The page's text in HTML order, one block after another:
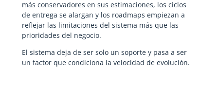
más conservadores en sus estimaciones, los ciclos
de entrega se alargan y los roadmaps empiezan a
reflejar las limitaciones del sistema más que las
prioridades del negocio.
El sistema deja de ser solo un soporte y pasa a ser
un factor que condiciona la velocidad de evolución.